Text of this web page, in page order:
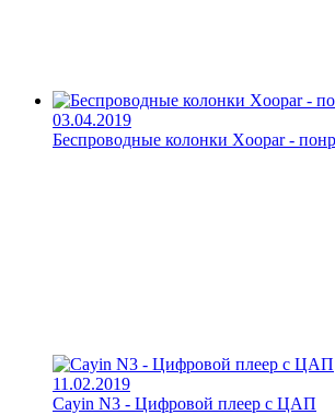
03.04.2019
Беспроводные колонки Xoopar -
11.02.2019
Cayin N3 - Цифровой плеер с ЦАП